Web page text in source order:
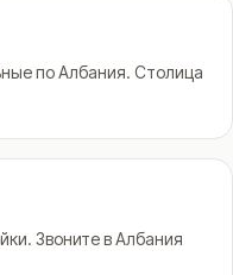
по Албания. Столица
Звоните в Албания